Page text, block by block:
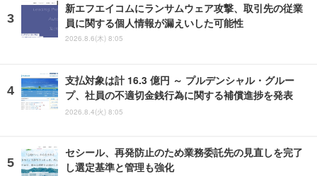
新エフエイコムにランサムウェア攻撃、取引先の従業
員に関する個人情報が漏えいした可能性
2026.8.6(木) 8:05
支払対象は計 16.3 億円 ～ プルデンシャル・グルー
プ、社員の不適切金銭行為に関する補償進捗を発表
2026.8.4(火) 8:05
セシール、再発防止のため業務委託先の見直しを完了
し選定基準と管理も強化